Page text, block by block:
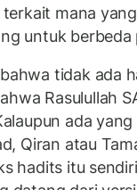
mana
untuk berbeda
tidak ada
Rasulullah
ada
Qiran atau
hadits itu